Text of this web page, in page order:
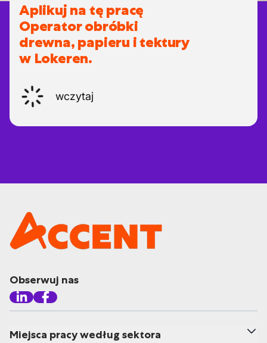
Aplikuj na tę pracę
Operator obróbki
drewna, papieru i tektury
w Lokeren.
wczytaj
Obserwuj nas
Miejsca pracy według sektora